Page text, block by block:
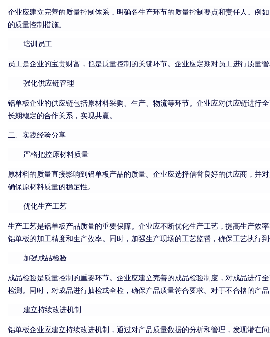
企业应建立完善的质量控制体系，明确各生产环节的质量控制要点和责任人。例
的质量控制措施。
培训员工
员工是企业的宝贵财富，也是质量控制的关键环节。企业应定期对员工进行质量
强化供应链管理
铝单板企业的供应链包括原材料采购、生产、物流等环节。企业应对供应链进行
长期稳定的合作关系，实现共赢。
二、实践经验分享
严格把控原材料质量
原材料的质量直接影响到铝单板产品的质量。企业应选择信誉良好的供应商，并
确保原材料质量的稳定性。
优化生产工艺
生产工艺是铝单板产品质量的重要保障。企业应不断优化生产工艺，提高生产效
铝单板的加工精度和生产效率。同时，加强生产现场的工艺监督，确保工艺执行到
加强成品检验
成品检验是质量控制的重要环节。企业应建立完善的成品检验制度，对成品进行
检测。同时，对成品进行抽检或全检，确保产品质量符合要求。对于不合格的产品
建立持续改进机制
铝单板企业应建立持续改进机制，通过对产品质量数据的分析和管理，发现潜在